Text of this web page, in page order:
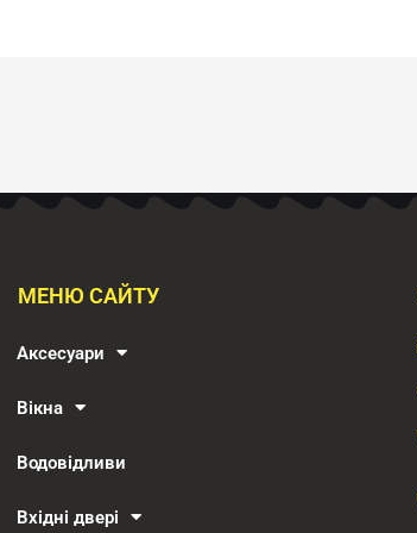
МЕНЮ САЙТУ
Аксесуари
Вікна
Водовідливи
Вхідні двері